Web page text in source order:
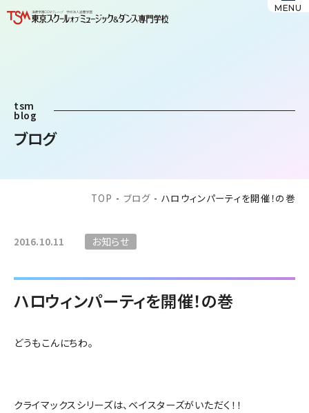
MENU
tsm
blog
ブログ
TOP - ブログ - ハロウィンパーティを開催！の巻
2016.10.11 お知らせ
ハロウィンパーティを開催！の巻
どうもこんにちわ。
クライマックスシリーズは、ベイスターズがいただく！！